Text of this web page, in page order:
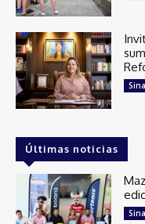
Últimas noticias